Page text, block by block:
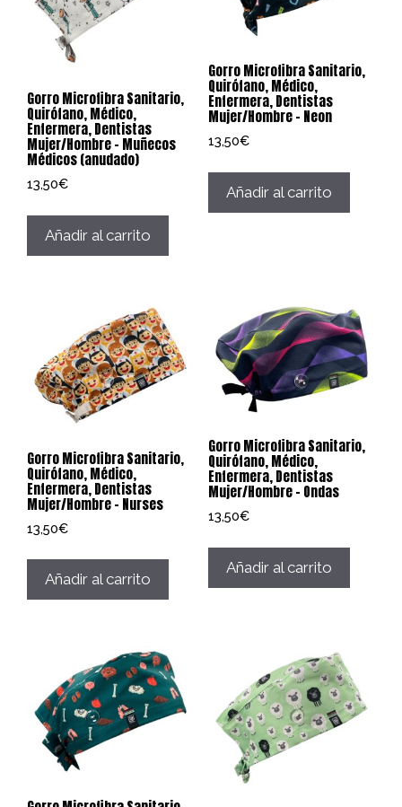
Gorro Microfibra Sanitario,
Quirófano, Médico,
Enfermera, Dentistas
Mujer/Hombre – Muñecos
Médicos (anudado)
13,50€
Añadir al carrito
Gorro Microfibra Sanitario,
Quirófano, Médico,
Enfermera, Dentistas
Mujer/Hombre – Neon
13,50€
Añadir al carrito
Gorro Microfibra Sanitario,
Quirófano, Médico,
Enfermera, Dentistas
Mujer/Hombre – Nurses
13,50€
Añadir al carrito
Gorro Microfibra Sanitario,
Quirófano, Médico,
Enfermera, Dentistas
Mujer/Hombre – Ondas
13,50€
Añadir al carrito